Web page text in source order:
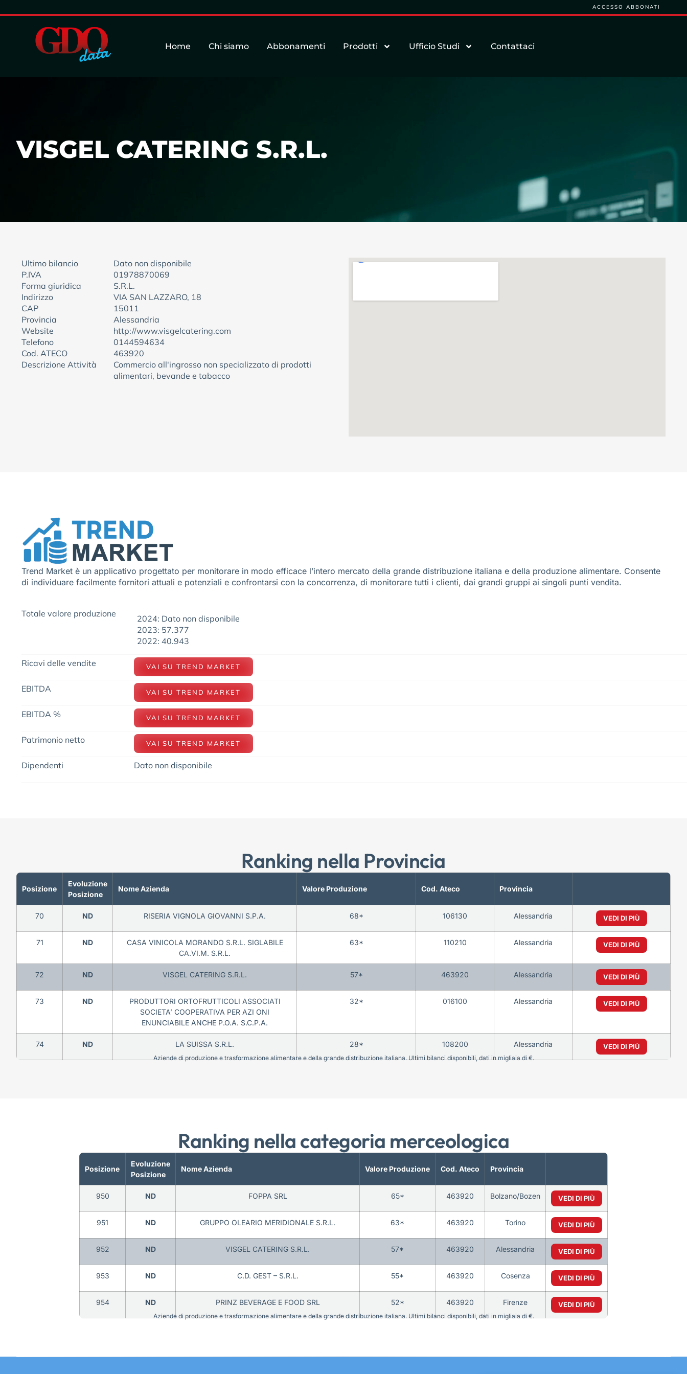
ACCESSO ABBONATI
Home Chi siamo Abbonamenti Prodotti Ufficio Studi Contattaci
VISGEL CATERING S.R.L.
Ultimo bilancio
Dato non disponibile
P.IVA
01978870069
Forma giuridica
S.R.L.
Indirizzo
VIA SAN LAZZARO, 18
CAP
15011
Provincia
Alessandria
Website
http://www.visgelcatering.com
Telefono
0144594634
Cod. ATECO
463920
Descrizione Attività
Commercio all'ingrosso non specializzato di prodotti
alimentari, bevande e tabacco
Trend Market è un applicativo progettato per monitorare in modo efficace l’intero mercato della grande distribuzione italiana e della produzione alimentare. Consente
di individuare facilmente fornitori attuali e potenziali e confrontarsi con la concorrenza, di monitorare tutti i clienti, dai grandi gruppi ai singoli punti vendita.
Totale valore produzione
2024: Dato non disponibile
2023: 57.377
2022: 40.943
Ricavi delle vendite VAI SU TREND MARKET
EBITDA VAI SU TREND MARKET
EBITDA % VAI SU TREND MARKET
Patrimonio netto VAI SU TREND MARKET
Dipendenti Dato non disponibile
Ranking nella Provincia
Posizione
Evoluzione
Posizione
Nome Azienda Valore Produzione Cod. Ateco Provincia
70 ND RISERIA VIGNOLA GIOVANNI S.P.A. 68* 106130 Alessandria VEDI DI PIÙ
71 ND
CASA VINICOLA MORANDO S.R.L. SIGLABILE
CA.VI.M. S.R.L.
63* 110210 Alessandria VEDI DI PIÙ
72 ND VISGEL CATERING S.R.L. 57* 463920 Alessandria VEDI DI PIÙ
73 ND
PRODUTTORI ORTOFRUTTICOLI ASSOCIATI
SOCIETA’ COOPERATIVA PER AZI ONI
ENUNCIABILE ANCHE P.O.A. S.C.P.A.
32* 016100 Alessandria VEDI DI PIÙ
74 ND LA SUISSA S.R.L. 28* 108200 Alessandria VEDI DI PIÙ
Aziende di produzione e trasformazione alimentare e della grande distribuzione italiana. Ultimi bilanci disponibili, dati in migliaia di €.
Ranking nella categoria merceologica
Posizione
Evoluzione
Posizione
Nome Azienda Valore Produzione Cod. Ateco Provincia
950 ND FOPPA SRL 65* 463920 Bolzano/Bozen VEDI DI PIÙ
951 ND GRUPPO OLEARIO MERIDIONALE S.R.L. 63* 463920 Torino VEDI DI PIÙ
952 ND VISGEL CATERING S.R.L. 57* 463920 Alessandria VEDI DI PIÙ
953 ND C.D. GEST – S.R.L. 55* 463920 Cosenza VEDI DI PIÙ
954 ND PRINZ BEVERAGE E FOOD SRL 52* 463920 Firenze VEDI DI PIÙ
Aziende di produzione e trasformazione alimentare e della grande distribuzione italiana. Ultimi bilanci disponibili, dati in migliaia di €.